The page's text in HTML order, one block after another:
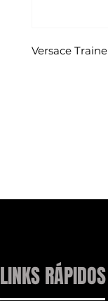
Versace
LINKS RÁPIDOS